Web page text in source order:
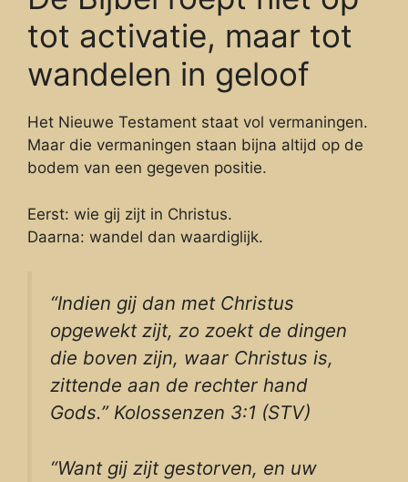
tot activatie, maar tot
wandelen in geloof
Het Nieuwe Testament staat vol vermaningen.
Maar die vermaningen staan bijna altijd op de
bodem van een gegeven positie.
Eerst: wie gij zijt in Christus.
Daarna: wandel dan waardiglijk.
“Indien gij dan met Christus
opgewekt zijt, zo zoekt de dingen
die boven zijn, waar Christus is,
zittende aan de rechter hand
Gods.” Kolossenzen 3:1 (STV)
“Want gij zijt gestorven, en uw